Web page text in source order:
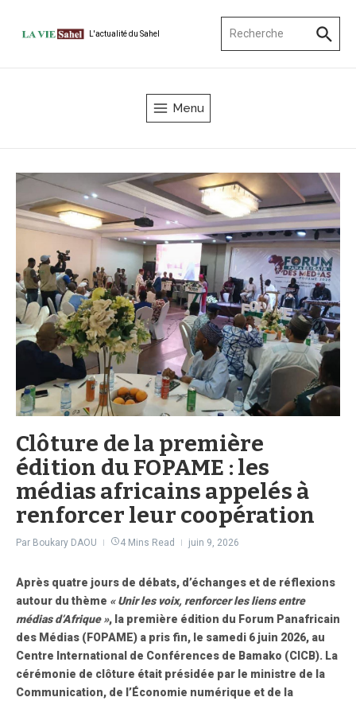
L'actualité du Sahel
Menu
Clôture de la première
édition du FOPAME : les
médias africains appelés à
renforcer leur coopération
Par Boukary DAOU 4 Mins Read juin 9, 2026
Après quatre jours de débats, d’échanges et de réflexions
autour du thème « Unir les voix, renforcer les liens entre
médias d’Afrique », la première édition du Forum Panafricain
des Médias (FOPAME) a pris fin, le samedi 6 juin 2026, au
Centre International de Conférences de Bamako (CICB). La
cérémonie de clôture était présidée par le ministre de la
Communication, de l’Économie numérique et de la